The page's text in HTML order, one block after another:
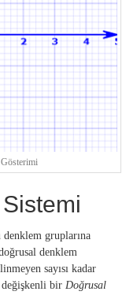
gruplarına
denklem
sayısı kadar
değişkenli bir Doğrusal